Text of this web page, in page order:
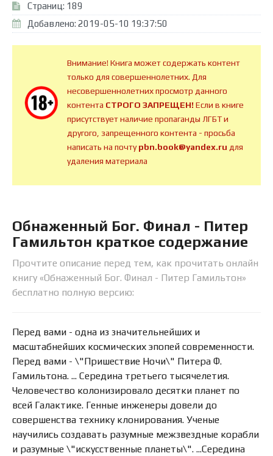
Страниц: 189
Добавлено: 2019-05-10 19:37:50
Внимание! Книга может содержать контент
только для совершеннолетних. Для
несовершеннолетних просмотр данного
контента СТРОГО ЗАПРЕЩЕН!Если в книге
присутствует наличие пропаганды ЛГБТ и
другого, запрещенного контента - просьба
написать на почтуpbn.book@yandex.ru для
удаления материала
Обнаженный Бог. Финал - Питер
Гамильтон краткое содержание
Прочтите описание перед тем, как прочитать онлайн
книгу «Обнаженный Бог. Финал - Питер Гамильтон»
бесплатно полную версию:
Перед вами - одна из значительнейших и
масштабнейших космических эпопей современности.
Перед вами - \"Пришествие Ночи\" Питера Ф.
Гамильтона. ... Середина третьего тысячелетия.
Человечество колонизировало десятки планет по
всей Галактике. Генные инженеры довели до
совершенства технику клонирования. Ученые
научились создавать разумные межзвездные корабли
и разумные \"искусственные планеты\". ...Середина